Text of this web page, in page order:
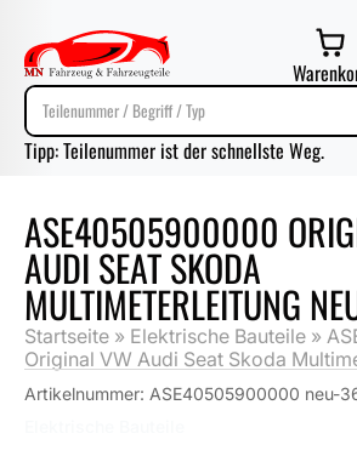
Tipp: Teilenummer ist der schnellste Weg.
ASE40505900000
AUDI SEAT SKODA
MULTIMETERLEITUNG
Startseite » Elektrische Bauteile »
Original VW Audi Seat Skoda
Artikelnummer: ASE40505900000 neu-